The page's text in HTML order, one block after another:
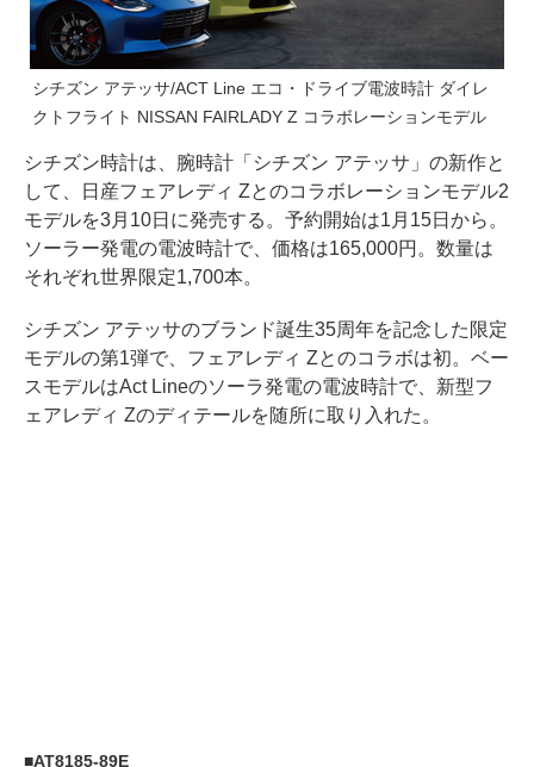
シチズン アテッサ/ACT Line エコ・ドライブ電波時計 ダイレ
クトフライト NISSAN FAIRLADY Z コラボレーションモデル
シチズン時計は、腕時計「シチズン アテッサ」の新作と
して、日産フェアレディ Zとのコラボレーションモデル2
モデルを3月10日に発売する。予約開始は1月15日から。
ソーラー発電の電波時計で、価格は165,000円。数量は
それぞれ世界限定1,700本。
シチズン アテッサのブランド誕生35周年を記念した限定
モデルの第1弾で、フェアレディ Zとのコラボは初。ベー
スモデルはAct Lineのソーラ発電の電波時計で、新型フ
ェアレディ Zのディテールを随所に取り入れた。
AT8185-89E